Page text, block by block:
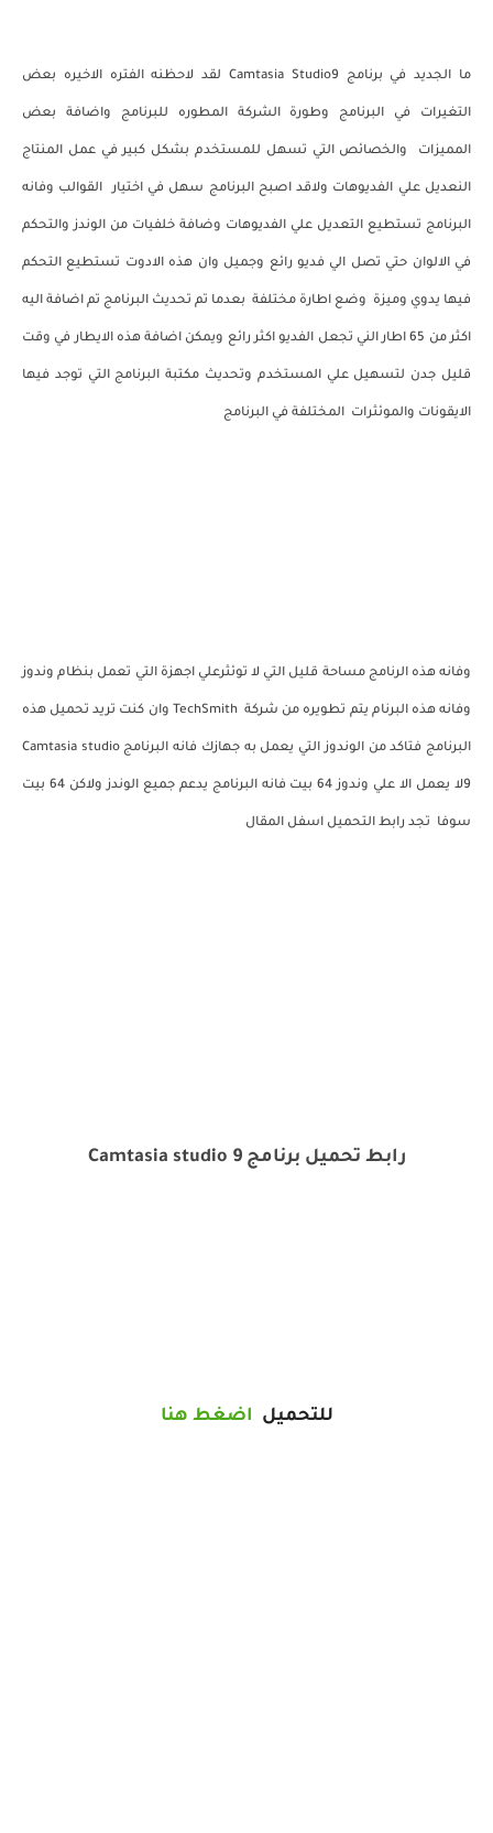
ما الجديد في برنامج Camtasia Studio9 لقد لاحظنه الفتره الاخيره بعض
التغيرات في البرنامج وطورة الشركة المطوره للبرنامج واضافة بعض
المميزات والخصائص التي تسهل للمستخدم بشكل كبير في عمل المنتاج
النعديل علي الفديوهات ولاقد اصبح البرنامج سهل في اختيار القوالب وفانه
البرنامج تستطيع التعديل علي الفديوهات وضافة خلفيات من الوندز والتحكم
في الالوان حتي تصل الي فديو رائع وجميل وان هذه الادوت تستطيع التحكم
فيها يدوي وميزة وضع اطارة مختلفة بعدما تم تحديث البرنامج تم اضافة اليه
اكثر من 65 اطار الني تجعل الفديو اكثر رائع ويمكن اضافة هذه الايطار في وقت
قليل جدن لتسهيل علي المستخدم وتحديث مكتبة البرنامج التي توجد فيها
الايقونات والموئثرات المختلفة في البرنامج
وفانه هذه الرنامج مساحة قليل التي لا توئثرعلي اجهزة التي تعمل بنظام وندوز
وفانه هذه البرنام يتم تطويره من شركة TechSmith وان كنت تريد تحميل هذه
البرنامج فتاكد من الوندوز التي يعمل به جهازك فانه البرنامج Camtasia studio
9لا يعمل الا علي وندوز 64 بيت فانه البرنامج يدعم جميع الوندز ولاكن 64 بيت
سوفا تجد رابط التحميل اسفل المقال
رابط تحميل برنامج Camtasia studio 9
للتحميل اضغط هنا